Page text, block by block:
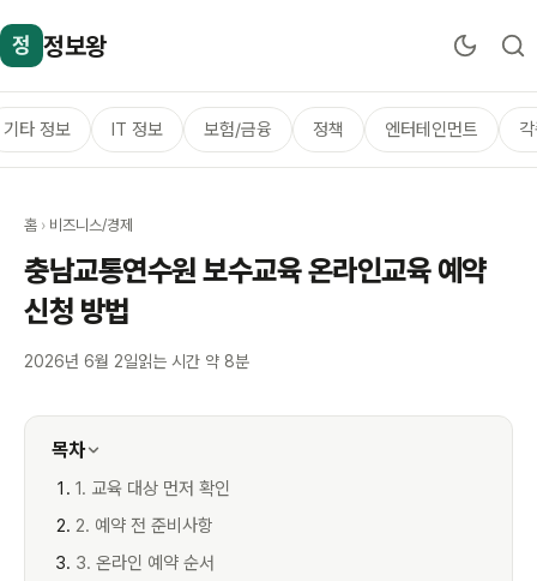
정 정보왕
기타 정보 IT 정보 보험/금융 정책 엔터테인먼트
홈 › 비즈니스/경제
충남교통연수원 보수교육 온라인교육 예약
신청 방법
2026년 6월 2일읽는 시간 약 8분
목차
1. 교육 대상 먼저 확인
2. 예약 전 준비사항
3. 온라인 예약 순서